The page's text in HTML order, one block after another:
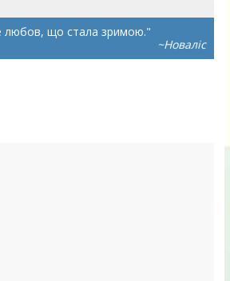
любов, що стала зримою.
~Новаліс